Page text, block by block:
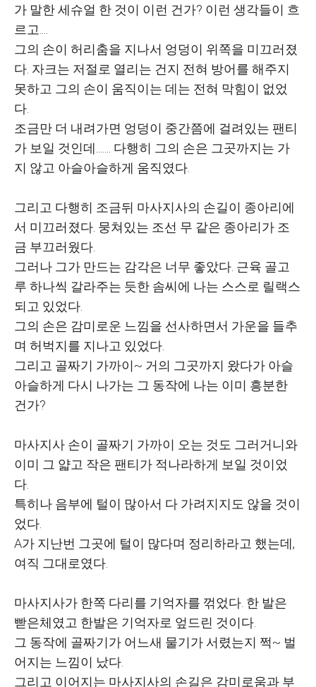
가 말한 세슈얼 한 것이 이런 건가? 이런 생각들이 흐
르고....
그의 손이 허리춤을 지나서 엉덩이 위쪽을 미끄러졌
다. 자크는 저절로 열리는 건지 전혀 방어를 해주지
못하고 그의 손이 움직이는 데는 전혀 막힘이 없었
다.
조금만 더 내려가면 엉덩이 중간쯤에 걸려있는 팬티
가 보일 것인데....... 다행히 그의 손은 그곳까지는 가
지 않고 아슬아슬하게 움직였다.
그리고 다행히 조금뒤 마사지사의 손길이 종아리에
서 미끄러졌다. 뭉쳐있는 조선 무 같은 종아리가 조
금 부끄러웠다.
그러나 그가 만드는 감각은 너무 좋았다. 근육 골고
루 하나씩 갈라주는 듯한 솜씨에 나는 스스로 릴랙스
되고 있었다.
그의 손은 감미로운 느낌을 선사하면서 가운을 들추
며 허벅지를 지나고 있었다.
그리고 골짜기 가까이~ 거의 그곳까지 왔다가 아슬
아슬하게 다시 나가는 그 동작에 나는 이미 흥분한
건가?
마사지사 손이 골짜기 가까이 오는 것도 그러거니와
이미 그 얇고 작은 팬티가 적나라하게 보일 것이었
다.
특히나 음부에 털이 많아서 다 가려지지도 않을 것이
었다.
A가 지난번 그곳에 털이 많다며 정리하라고 했는데,
여직 그대로였다.
마사지사가 한쪽 다리를 기억자를 꺾었다. 한 발은
빧은체였고 한발은 기억자로 엎드린 것이다.
그 동작에 골짜기가 어느새 물기가 서렸는지 쩍~ 벌
어지는 느낌이 났다.
그리고 이어지는 마사지사의 손길은 감미로움과 부